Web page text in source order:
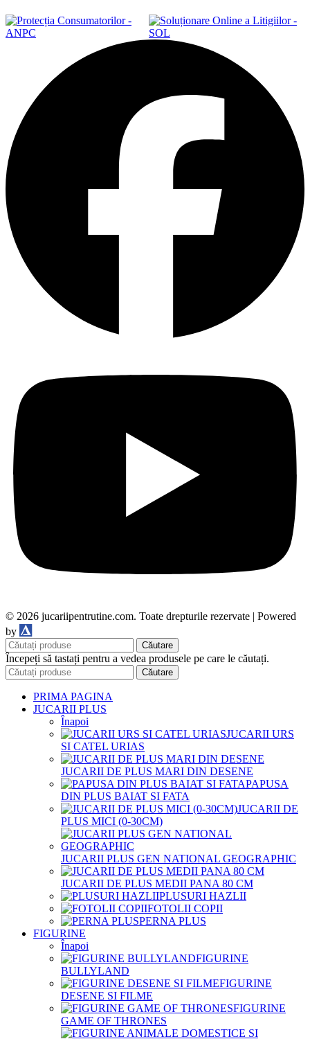
© 2026 jucariipentrutine.com. Toate drepturile rezervate | Powered
by
Căutare
Începeți să tastați pentru a vedea produsele pe care le căutați.
Căutare
PRIMA PAGINA
JUCARII PLUS
Înapoi
JUCARII URS
SI CATEL URIAS
JUCARII DE PLUS MARI DIN DESENE
PAPUSA
DIN PLUS BAIAT SI FATA
JUCARII DE
PLUS MICI (0-30CM)
JUCARII PLUS GEN NATIONAL GEOGRAPHIC
JUCARII DE PLUS MEDII PANA 80 CM
PLUSURI HAZLII
FOTOLII COPII
PERNA PLUS
FIGURINE
Înapoi
FIGURINE
BULLYLAND
FIGURINE
DESENE SI FILME
FIGURINE
GAME OF THRONES